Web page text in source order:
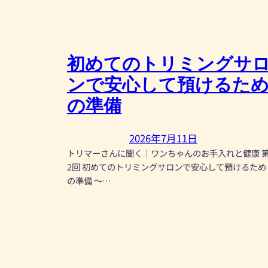
初めてのトリミングサロ
ンで安心して預けるため
の準備
2026年7月11日
トリマーさんに聞く｜ワンちゃんのお手入れと健康
2回 初めてのトリミングサロンで安心して預けるため
の準備 〜…